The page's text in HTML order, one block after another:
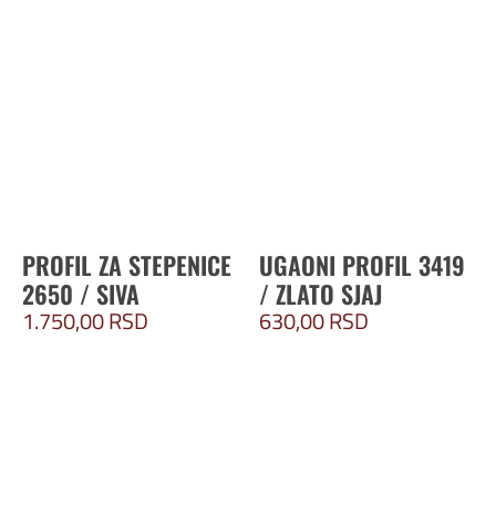
PROFIL ZA STEPENICE
2650 / SIVA
1.750,00RSD
UGAONI PROFIL 3419
/ ZLATO SJAJ
630,00RSD